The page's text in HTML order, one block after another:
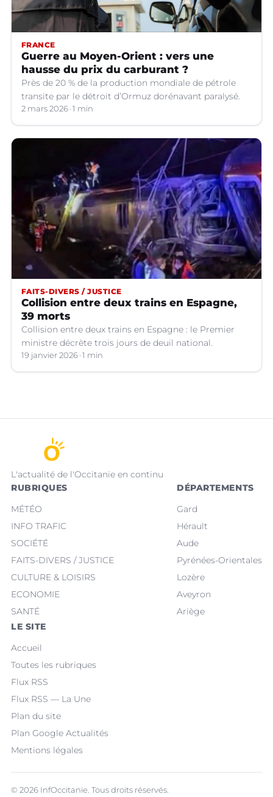
FRANCE
Guerre au Moyen-Orient : vers une
hausse du prix du carburant ?
Près de 20 % de la production mondiale de pétrole
transite par le détroit d’Ormuz dorénavant paralysé.
2 mars 2026 1 min
FAITS-DIVERS / JUSTICE
Collision entre deux trains en Espagne,
39 morts
Collision entre deux trains en Espagne : le Premier
ministre décrète trois jours de deuil national.
19 janvier 2026 1 min
L'actualité de l'Occitanie en continu
RUBRIQUES
MÉTÉO
INFO TRAFIC
SOCIÉTÉ
FAITS-DIVERS / JUSTICE
CULTURE & LOISIRS
ECONOMIE
SANTÉ
DÉPARTEMENTS
Gard
Hérault
Aude
Pyrénées-Orientales
Lozère
Aveyron
Ariège
LE SITE
Accueil
Toutes les rubriques
Flux RSS
Flux RSS — La Une
Plan du site
Plan Google Actualités
Mentions légales
© 2026 InfOccitanie. Tous droits réservés.